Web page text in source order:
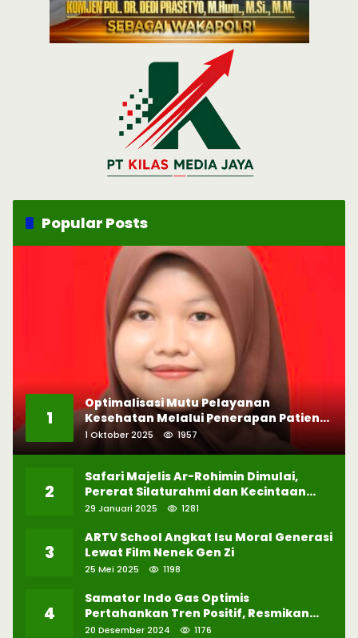
Popular Posts
1
Optimalisasi Mutu Pelayanan
Kesehatan Melalui Penerapan Patient
Safety
1 Oktober 2025 1957
2
Safari Majelis Ar-Rohimin Dimulai,
Pererat Silaturahmi dan Kecintaan
pada Selawat
29 Januari 2025 1281
3
ARTV School Angkat Isu Moral Generasi
Lewat Film Nenek Gen Zi
25 Mei 2025 1198
4
Samator Indo Gas Optimis
Pertahankan Tren Positif, Resmikan
Pabrik Hidrogen ke-57 di Batam
20 Desember 2024 1176